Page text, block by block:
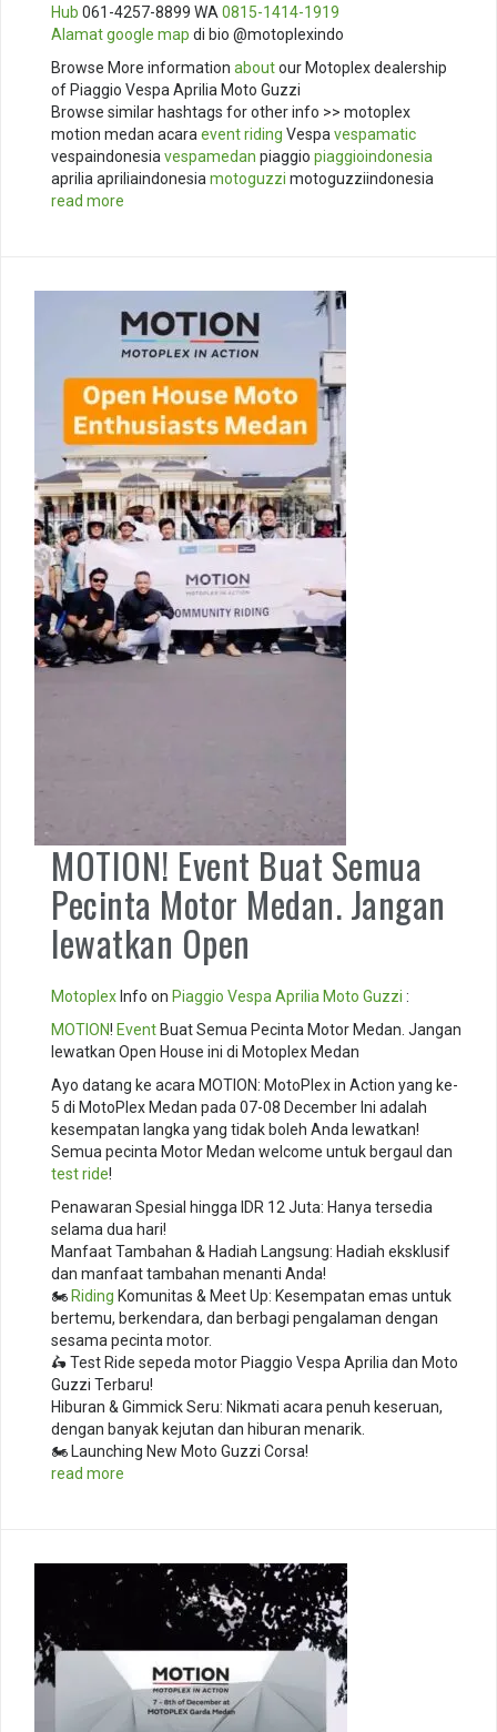
Hub 061-4257-8899 WA 0815-1414-1919
Alamatgoogle map di bio @motoplexindo
Browse More information aboutour Motoplex dealership
of Piaggio Vespa Aprilia Moto Guzzi
Browse similar hashtags for other info >> motoplex
motion medan acara eventriding Vespa vespamatic
vespaindonesia vespamedan piaggio piaggioindonesia
aprilia apriliaindonesia motoguzzi motoguzziindonesia
read more
MOTION! Event Buat Semua
Pecinta Motor Medan. Jangan
lewatkan Open
Motoplex Info on Piaggio Vespa Aprilia Moto Guzzi :
MOTION! Event Buat Semua Pecinta Motor Medan. Jangan
lewatkan Open House ini di Motoplex Medan
Ayo datang ke acara MOTION: MotoPlex in Action yang ke-
5 di MotoPlex Medan pada 07-08 December Ini adalah
kesempatan langka yang tidak boleh Anda lewatkan!
Semua pecinta Motor Medan welcome untuk bergaul dan
test ride!
Penawaran Spesial hingga IDR 12 Juta: Hanya tersedia
selama dua hari!
Manfaat Tambahan & Hadiah Langsung: Hadiah eksklusif
dan manfaat tambahan menanti Anda!
🏍️ Riding Komunitas & Meet Up: Kesempatan emas untuk
bertemu, berkendara, dan berbagi pengalaman dengan
sesama pecinta motor.
🛵 Test Ride sepeda motor Piaggio Vespa Aprilia dan Moto
Guzzi Terbaru!
Hiburan & Gimmick Seru: Nikmati acara penuh keseruan,
dengan banyak kejutan dan hiburan menarik.
🏍️ Launching New Moto Guzzi Corsa!
read more